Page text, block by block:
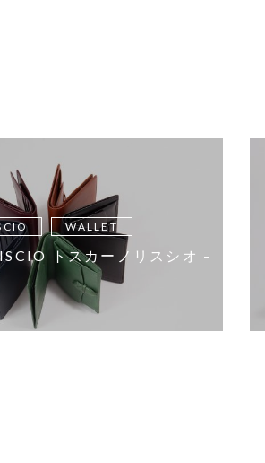
WALLET
トスカーノリスシオ –